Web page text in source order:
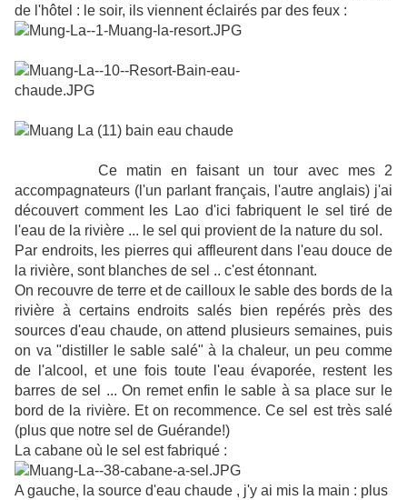
de l'hôtel : le soir, ils viennent éclairés par des feux :
Ce matin en faisant un tour avec mes 2
accompagnateurs (l'un parlant français, l'autre anglais) j'ai
découvert comment les Lao d'ici fabriquent le sel tiré de
l'eau de la rivière ... le sel qui provient de la nature du sol.
Par endroits, les pierres qui affleurent dans l'eau douce de
la rivière, sont blanches de sel .. c'est étonnant.
On recouvre de terre et de cailloux le sable des bords de la
rivière à certains endroits salés
bien repérés près des
sources d'eau chaude, on attend plusieurs semaines, puis
on va "distiller le sable salé" à la chaleur, un peu comme
de l'alcool, et une fois toute l'eau évaporée, restent les
barres de sel ... On remet enfin le sable à sa place sur le
bord de la rivière. Et on recommence. Ce sel est très salé
(plus que notre sel de Guérande!)
La cabane où le sel est fabriqué :
A gauche, la source d'eau chaude , j'y ai mis la main : plus